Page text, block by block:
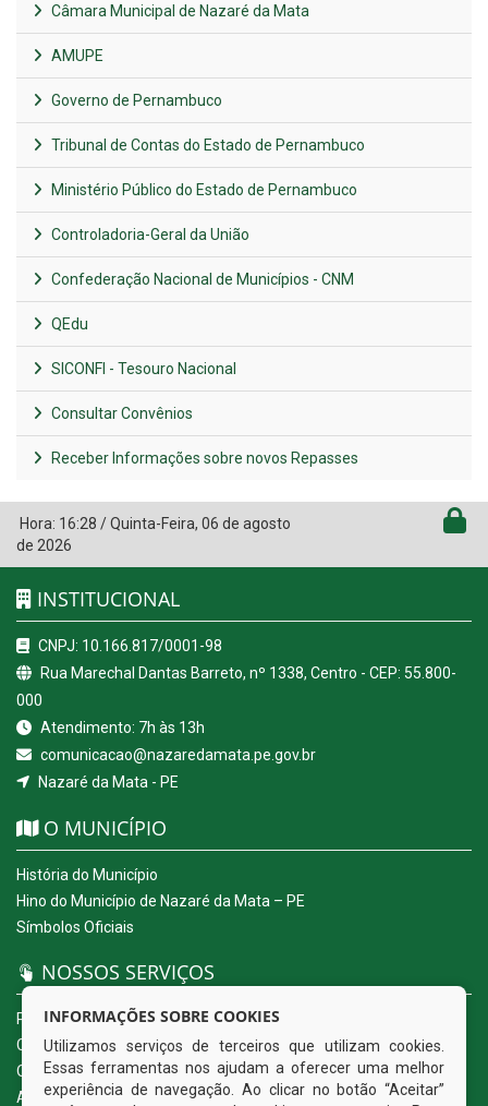
Câmara Municipal de Nazaré da Mata
AMUPE
Governo de Pernambuco
Tribunal de Contas do Estado de Pernambuco
Ministério Público do Estado de Pernambuco
Controladoria-Geral da União
Confederação Nacional de Municípios - CNM
QEdu
SICONFI - Tesouro Nacional
Consultar Convênios
Receber Informações sobre novos Repasses
Hora: 16:28 /Quinta-Feira, 06 de agosto
de 2026
INSTITUCIONAL
CNPJ: 10.166.817/0001-98
Rua Marechal Dantas Barreto, nº 1338, Centro - CEP: 55.800-
000
Atendimento: 7h às 13h
comunicacao@nazaredamata.pe.gov.br
Nazaré da Mata - PE
O MUNICÍPIO
História do Município
Hino do Município de Nazaré da Mata – PE
Símbolos Oficiais
NOSSOS SERVIÇOS
Portal da Transparência
Carta de Serviços ao Usuário
Ouvidoria Eletrônica
Acesso a Informação (eSIC)
INFORMAÇÕES SOBRE COOKIES
Utilizamos serviços de terceiros que utilizam cookies.
Essas ferramentas nos ajudam a oferecer uma melhor
experiência de navegação. Ao clicar no botão “Aceitar”